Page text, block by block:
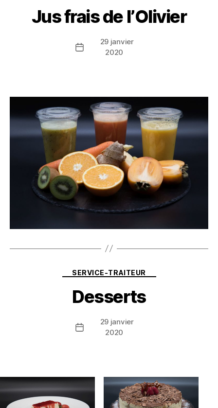
Jus frais de l’Olivier
Date
29 janvier
2020
Catégories
SERVICE-TRAITEUR
Desserts
Date
29 janvier
2020